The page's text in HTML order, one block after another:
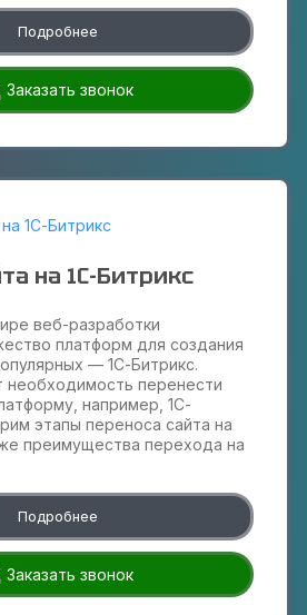
Подробнее
Заказать звонок
на 1С-Битрикс
веб-разработки
платформ для создания
— 1С-Битрикс.
необходимость перенести
например, 1С-
этапы переноса сайта на
преимущества перехода на
Подробнее
Заказать звонок